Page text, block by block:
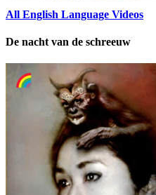
All English Language Videos
De nacht van de schreeuw